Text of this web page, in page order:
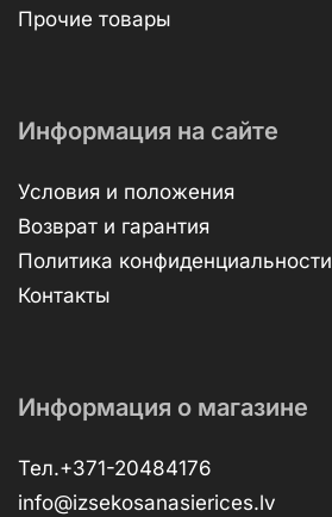
Прочие товары
Информация на сайте
Условия и положения
Возврат и гарантия
Политика конфиденциальности
Контакты
Информация о магазине
Тел.+371-20484176
info@izsekosanasierices.lv